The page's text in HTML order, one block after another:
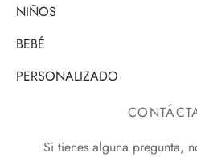
NIÑOS
BEBÉ
PERSONALIZADO
Si tienes alguna pregunta,